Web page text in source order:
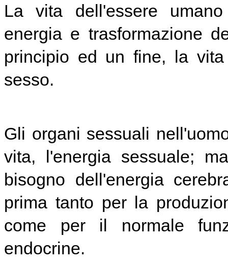
La vita dell'essere
energia e trasformazione
principio ed un fine, la
sesso.
Gli organi sessuali
vita, l'energia sessuale;
bisogno dell'energia
prima tanto per la
come per il normale
endocrine.